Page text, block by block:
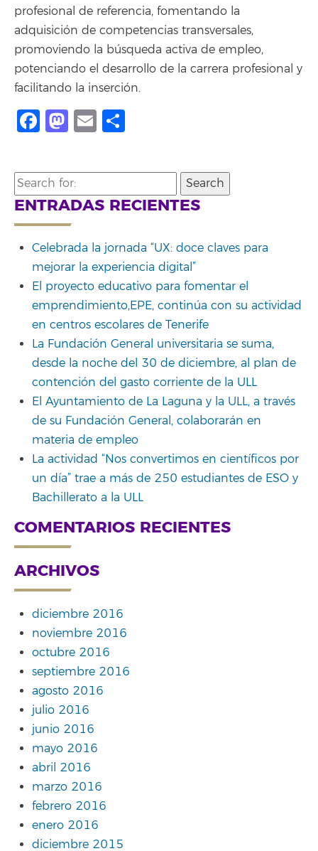
profesional de referencia, fomentando la
adquisición de competencias transversales,
promoviendo la búsqueda activa de empleo,
potenciando el desarrollo de la carrera profesional y
facilitando la inserción.
Facebook
Mastodon
Email
Search
for:
ENTRADAS RECIENTES
Celebrada la jornada “UX: doce claves para
mejorar la experiencia digital”
El proyecto educativo para fomentar el
emprendimiento,EPE, continúa con su actividad
en centros escolares de Tenerife
La Fundación General universitaria se suma,
desde la noche del 30 de diciembre, al plan de
contención del gasto corriente de la ULL
El Ayuntamiento de La Laguna y la ULL, a través
de su Fundación General, colaborarán en
materia de empleo
La actividad “Nos convertimos en científicos por
un día” trae a más de 250 estudiantes de ESO y
Bachillerato a la ULL
COMENTARIOS RECIENTES
ARCHIVOS
diciembre 2016
noviembre 2016
octubre 2016
septiembre 2016
agosto 2016
julio 2016
junio 2016
mayo 2016
abril 2016
marzo 2016
febrero 2016
enero 2016
diciembre 2015